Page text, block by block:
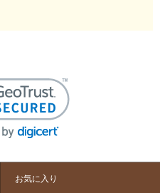
お気に入り